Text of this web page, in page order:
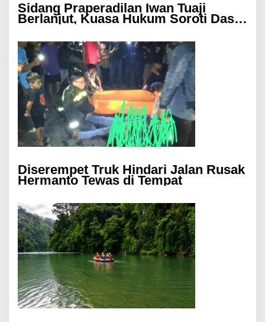
Sidang Praperadilan Iwan Tuaji
Berlanjut, Kuasa Hukum Soroti Dasar
OTT hingga Izin Penggeledahan
Diserempet Truk Hindari Jalan Rusak
Hermanto Tewas di Tempat